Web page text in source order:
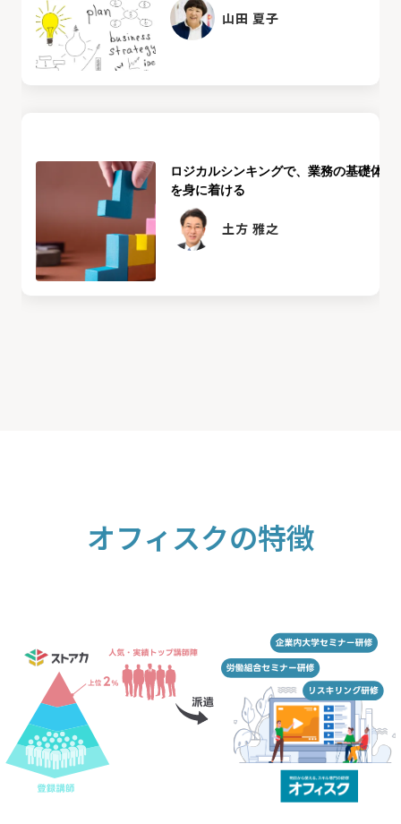
山田 夏子
ロジカルシンキングで、業務の基礎体力
を身に着ける
土方 雅之
オフィスクの特徴